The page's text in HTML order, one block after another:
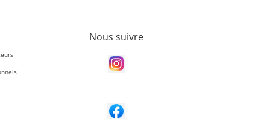
Nous suivre